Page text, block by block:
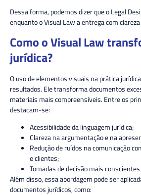
Dessa forma, podemos dizer que o Legal
enquanto o Visual Law a entrega com
Como o Visual Law
jurídica?
O uso de elementos visuais na prática
resultados. Ele transforma documentos
materiais mais compreensíveis. Entre os
destacam-se:
Acessibilidade da linguagem jurídica;
Clareza na argumentação e na
Redução de ruídos na comunicação
e clientes;
Tomadas de decisão mais
Além disso, essa abordagem pode ser
documentos jurídicos, como: